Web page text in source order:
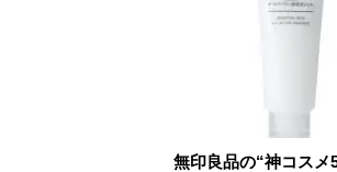
無印良品の“神コスメ